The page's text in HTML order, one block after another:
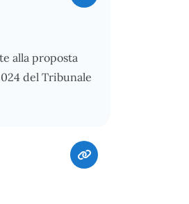
alla proposta
del Tribunale